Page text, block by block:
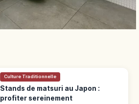
Culture Traditionnelle
Stands de matsuri au Japon :
profiter sereinement